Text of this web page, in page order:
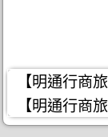
【明通行商
【明通行商